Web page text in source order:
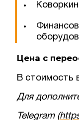
Цена с
В стоимость
Для
Telegram (